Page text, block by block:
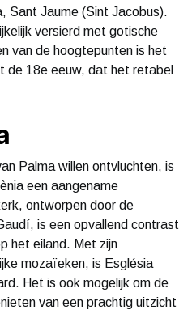
Sant Jaume (Sint Jacobus).
versierd met gotische
van de hoogtepunten is het
de 18e eeuw, dat het retabel
Palma willen ontvluchten, is
een aangename
ontworpen door de
is een opvallend contrast
het eiland. Met zijn
mozaïeken, is Església
Het is ook mogelijk om de
van een prachtig uitzicht